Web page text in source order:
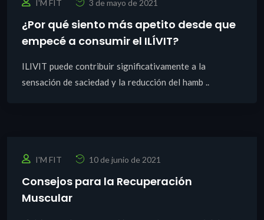
I'M FIT 3 de mayo de 2021
¿Por qué siento más apetito desde que
empecé a consumir el ILÍVIT?
ILIVIT puede contribuir significativamente a la
sensación de saciedad y la reducción del hamb ..
I'M FIT 10 de junio de 2021
Consejos para la Recuperación
Muscular